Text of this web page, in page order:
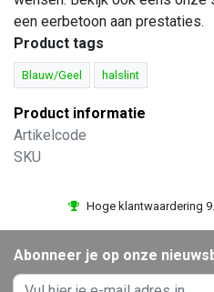
een eerbetoon aan prestaties.
Product tags
Blauw/Geel halslint
Product informatie
Artikelcode
SKU
Hoge klantwaardering
Abonneer je op onze